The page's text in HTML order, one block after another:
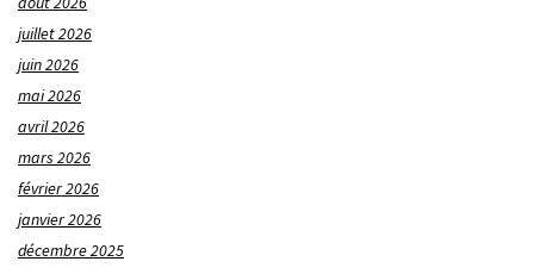
juillet 2026
juin 2026
mai 2026
avril 2026
mars 2026
février 2026
janvier 2026
décembre 2025